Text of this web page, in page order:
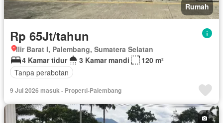
Rumah
Rp 65Jt/tahun
Ilir Barat I, Palembang, Sumatera Selatan
4 Kamar tidur
3 Kamar mandi
120 m²
Tanpa perabotan
9 Jul 2026 masuk - Properti-Palembang